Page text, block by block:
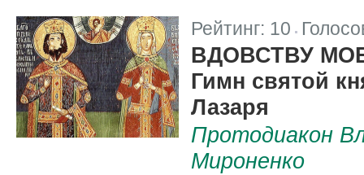
Рейтинг: 10 |
ВДОВСТВУ
Гимн святой
Лазаря
Протодиакон
Мироненко